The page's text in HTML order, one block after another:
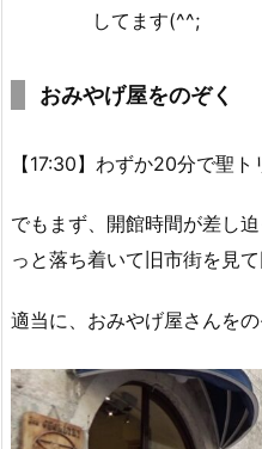
してます(^^;
おみやげ屋をのぞく
【17:30】わずか20分で聖
でもまず、開館時間が差し
っと落ち着いて旧市街を見て
適当に、おみやげ屋さんをの